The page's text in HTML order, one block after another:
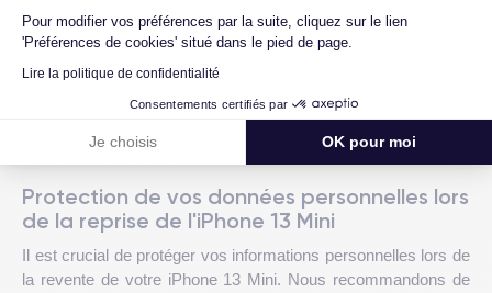
Pour modifier vos préférences par la suite, cliquez sur le lien
'Préférences de cookies' situé dans le pied de page.
Lire la politique de confidentialité
Consentements certifiés par
Je choisis OK pour moi
service avant de procéder à l'effacement de l'appareil.
3. Réinitialisation de l'iPhone :
personnelles et le préparer pour le nouveau propriétaire.
Protection de vos données personnelles lors
de la reprise de l'iPhone 13 Mini
Il est crucial de protéger vos informations personnelles lors de
la revente de votre iPhone 13 Mini. Nous recommandons de